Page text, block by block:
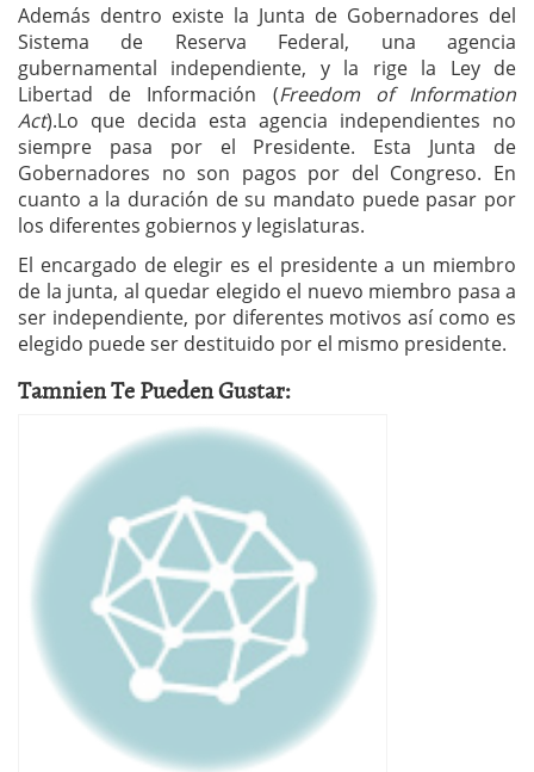
Además dentro existe la Junta de Gobernadores del
Sistema de Reserva Federal, una agencia
gubernamental independiente, y la rige la Ley de
Libertad de Información (Freedom of Information
Act).Lo que decida esta agencia independientes no
siempre pasa por el Presidente. Esta Junta de
Gobernadores no son pagos por del Congreso. En
cuanto a la duración de su mandato puede pasar por
los diferentes gobiernos y legislaturas.
El encargado de elegir es el presidente a un miembro
de la junta, al quedar elegido el nuevo miembro pasa a
ser independiente, por diferentes motivos así como es
elegido puede ser destituido por el mismo presidente.
Tamnien Te Pueden Gustar: